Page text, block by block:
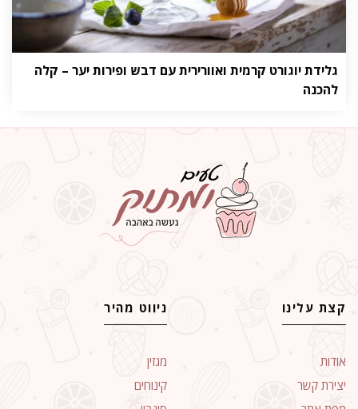
גלידת יוגורט קרמית ואוורירית עם דבש ופירות יער – קלה
להכנה
קצת עלינו
אודות
יצירת קשר
ניווט מהיר
מגזין
קינוחים